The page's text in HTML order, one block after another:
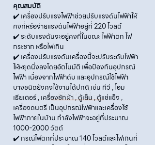
คุณสมบัติ
✔️ เครื่องปรับแรงไฟฟ้าช่วยปรับแรงดันไฟฟ้าให้
คงที่หรือจ่ายแรงดันไฟฟ้าอยู่ที่ 220 โวลต์
✔️ ระดับแรงดันจะอยู่คงที่ในขณะ ไฟฟ้าตก ไฟ
กระชาก หรือไฟเกิน
✔️ เครื่องปรับแรงดันเครื่องนี้จะปรับระดับไฟฟ้า
ให้หยุดนิ่งลงโดยอัตโนมัติ เพื่อป้องกันอุปกรณ์
ไฟฟ้า เนื่องจากไฟฟ้าดับ และอุปกรณ์ใช้ไฟฟ้า
บางชนิดยังคงใช้งานได้ปกติ เช่น ทีวี , โฮม
เธียเตอร์ , เครื่องซักผ้า , ตู้เย็น , ตู้แช่แข็ง ,
เครื่องดนตรี เป็นอุปกรณ์ไฟฟ้าและเครื่องใช้
ไฟฟ้าภายในบ้าน กำลังไฟฟ้าจะอยู่ที่ประมาณ
1000-2000 วัตต์
✔️ กรณีไฟตกที่ประมาณ 140 โวลต์และไฟเกินที่